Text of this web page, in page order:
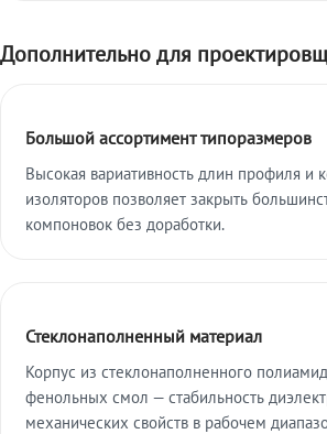
Дополнительно для
Большой ассортимент типоразмеров
Высокая вариативность длин профиля и
изоляторов позволяет закрыть
компоновок без доработки.
Стеклонаполненный материал
Корпус из стеклонаполненного
фенольных смол — стабильность
механических свойств в рабочем